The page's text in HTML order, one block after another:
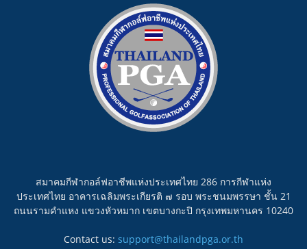
สมาคมกีฬากอล์ฟอาชีพแห่งประเทศไทย 286 การกีฬาแห่ง
ประเทศไทย อาคารเฉลิมพระเกียรติ ๗ รอบ พระชนมพรรษา ชั้น 21
ถนนรามคำแหง แขวงหัวหมาก เขตบางกะปิ กรุงเทพมหานคร 10240
Contact us: support@thailandpga.or.th